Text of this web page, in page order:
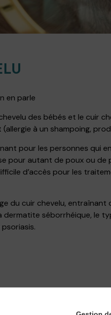
en parle
des bébés et le cuir
à un shampoing,
pour les personnes qui
pour autant de poux ou
d’accès pour les
du cuir chevelu, entraînant
dermatite séborrhéique, le